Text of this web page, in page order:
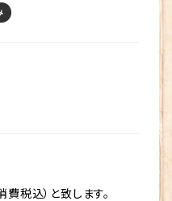
税込）と致します。